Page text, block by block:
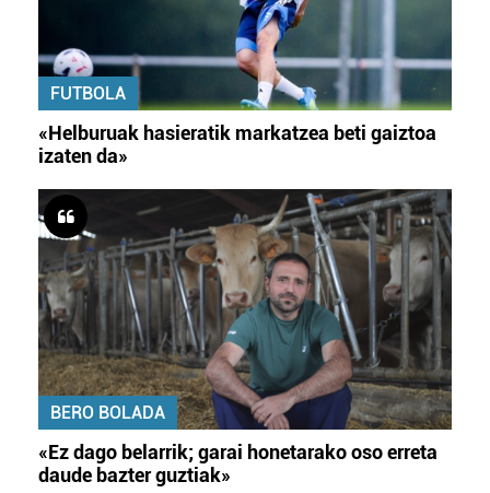
FUTBOLA
«Helburuak hasieratik markatzea beti gaiztoa
izaten da»
BERO BOLADA
«Ez dago belarrik; garai honetarako oso erreta
daude bazter guztiak»